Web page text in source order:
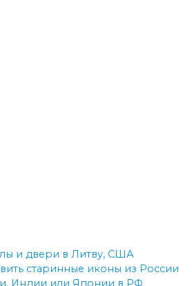
и двери в Литву, США
старинные иконы из России
Индии или Японии в РФ